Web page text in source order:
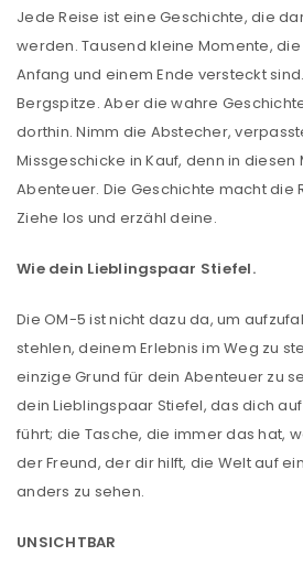
Jede Reise ist eine Geschichte, die
werden. Tausend kleine Momente,
Anfang und einem Ende versteckt
Bergspitze. Aber die wahre
dorthin. Nimm die Abstecher,
Missgeschicke in Kauf, denn in
Abenteuer. Die Geschichte macht die
Ziehe los und erzähl deine.
Wie dein Lieblingspaar Stiefel.
Die OM-5 ist nicht dazu da, um
stehlen, deinem Erlebnis im Weg zu
einzige Grund für dein Abenteuer zu
dein Lieblingspaar Stiefel, das dich
führt; die Tasche, die immer das hat,
der Freund, der dir hilft, die Welt auf
anders zu sehen.
UNSICHTBAR